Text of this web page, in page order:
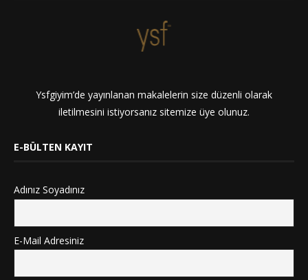
Ysfgiyim’de yayınlanan makalelerin size düzenli olarak
iletilmesini istiyorsanız sitemize üye olunuz.
E-BÜLTEN KAYIT
Adınız Soyadınız
E-Mail Adresiniz